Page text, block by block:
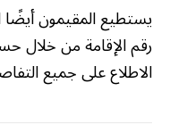
يستطيع المقيمون أيضًا
رقم الإقامة من خلال
الاطلاع على جميع